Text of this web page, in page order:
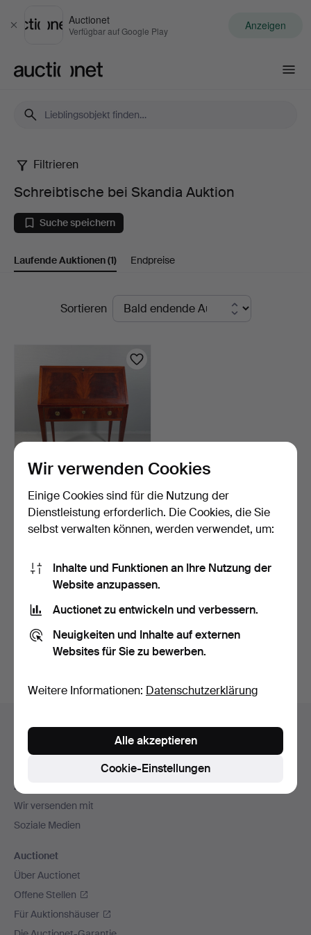
Schließen
Auctionet
Verfügbar auf Google Play Anzeigen
Schreibtische
bei
Skandia
Auktion
Filtrieren
Schreibtische bei Skandia Auktion
Suche speichern
Laufende Auktionen(1) Endpreise
LaufendeSortieren
KLAPPSEKRETÄR, 1940er
Jahre, gustavianisch…
Suche speichern
Archiv
suchen.
Navigation
Hilfe und Kontakt
Kontakt mit dem Support aufnehmen
Zahlungsweisen
Wir versenden mit
Soziale Medien
Auctionet
Über Auctionet
Offene Stellen
Für Auktionshäuser
Wir verwenden Cookies
Einige Cookies sind für die Nutzung der
Dienstleistung erforderlich. Die Cookies, die Sie
selbst verwalten können, werden verwendet, um:
Inhalte und Funktionen an Ihre Nutzung der
Website anzupassen.
Auctionet zu entwickeln und verbessern.
Neuigkeiten und Inhalte auf externen
Websites für Sie zu bewerben.
Weitere Informationen: Datenschutzerklärung
Cookie-Einstellungen
Alle akzeptieren